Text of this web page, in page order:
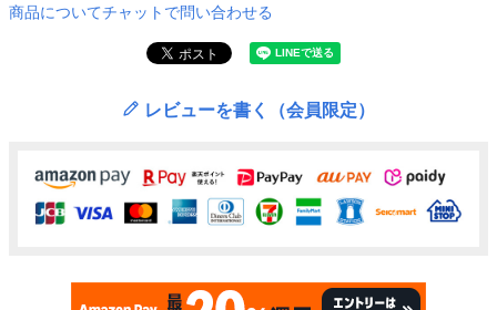
商品についてチャットで問い合わせる
レビューを書く（会員限定）